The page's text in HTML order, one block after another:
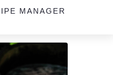
MANAGER